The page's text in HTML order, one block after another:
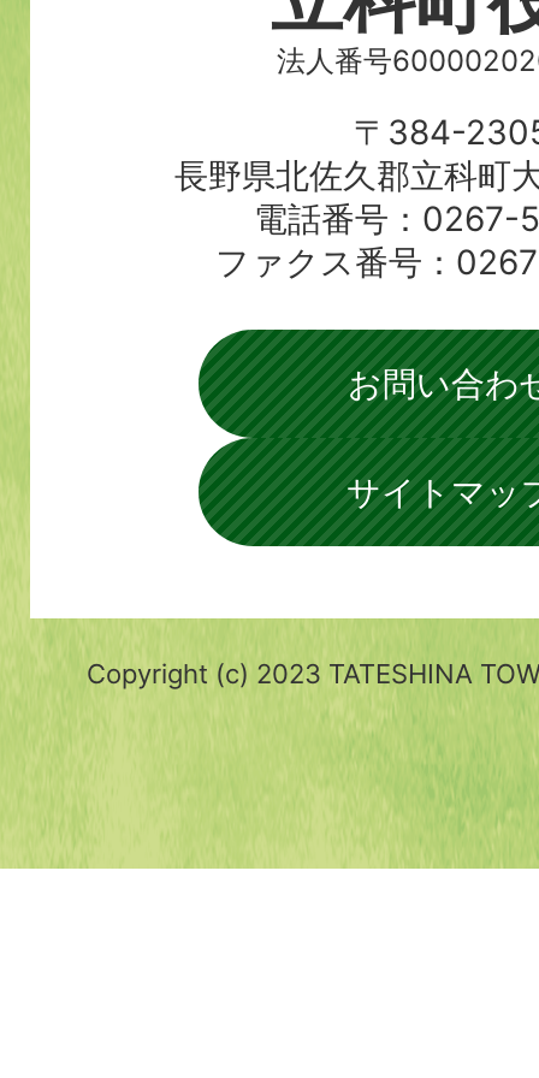
法人番号
〒384-
長野県北佐久郡立科町
電話番号：0267-
ファクス番号：
お問い合わ
サイトマッ
Copyright (c) 2023 TATESHINA